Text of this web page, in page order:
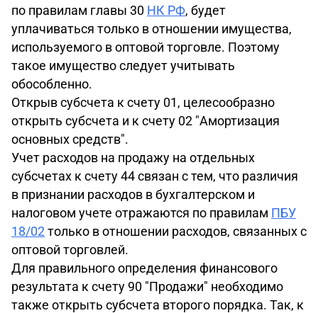
по правилам главы 30 НК РФ, будет
уплачиваться только в отношении имущества,
используемого в оптовой торговле. Поэтому
такое имущество следует учитывать
обособленно.
Открыв субсчета к счету 01, целесообразно
открыть субсчета и к счету 02 "Амортизация
основных средств".
Учет расходов на продажу на отдельных
субсчетах к счету 44 связан с тем, что различия
в признании расходов в бухгалтерском и
налоговом учете отражаются по правилам ПБУ
18/02только в отношении расходов, связанных с
оптовой торговлей.
Для правильного определения финансового
результата к счету 90 "Продажи" необходимо
также открыть субсчета второго порядка. Так, к